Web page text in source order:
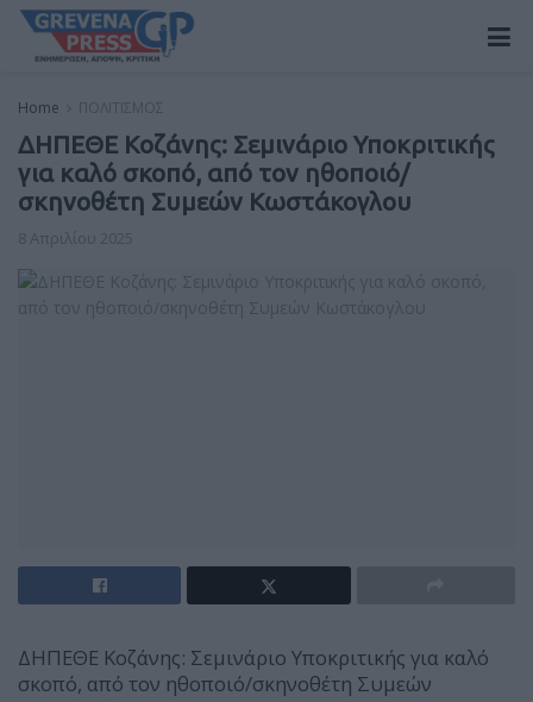
Home ΠΟΛΙΤΙΣΜΟΣ
ΔΗΠΕΘΕ Κοζάνης: Σεμινάριο Υποκριτικής
για καλό σκοπό, από τον ηθοποιό/
σκηνοθέτη Συμεών Κωστάκογλου
8 Απριλίου 2025
ΔΗΠΕΘΕ Κοζάνης: Σεμινάριο Υποκριτικής για καλό
σκοπό, από τον ηθοποιό/σκηνοθέτη Συμεών